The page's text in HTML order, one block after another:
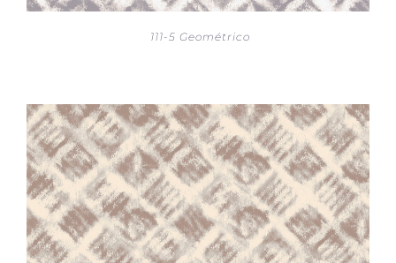
111-5 Geométrico